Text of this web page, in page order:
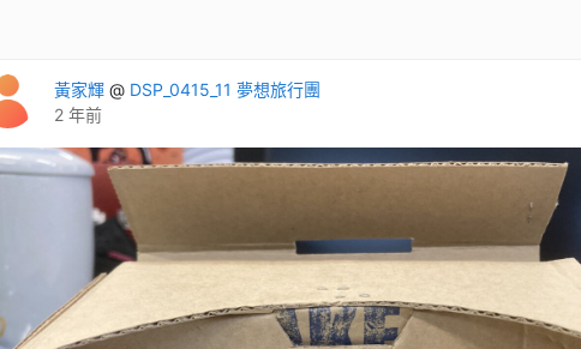
黃家輝 @ DSP_0415_11 夢想旅行團
2 年前